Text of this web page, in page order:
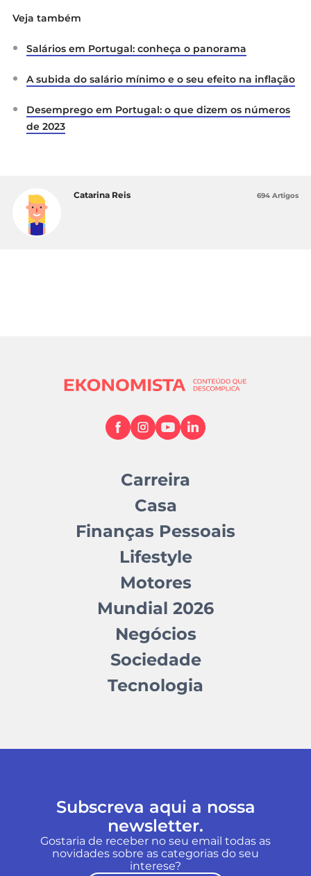
Veja também
Salários em Portugal: conheça o panorama
A subida do salário mínimo e o seu efeito na inflação
Desemprego em Portugal: o que dizem os números
de 2023
Catarina Reis 694 Artigos
Carreira
Casa
Finanças Pessoais
Lifestyle
Motores
Mundial 2026
Negócios
Sociedade
Tecnologia
Subscreva aqui a nossa
newsletter.
Gostaria de receber no seu email todas as
novidades sobre as categorias do seu
interese?